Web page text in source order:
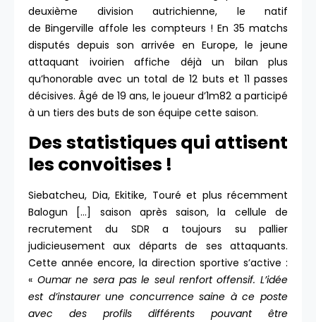
deuxième division autrichienne, le natif
de Bingerville affole les compteurs ! En 35 matchs
disputés depuis son arrivée en Europe, le jeune
attaquant ivoirien affiche déjà un bilan plus
qu’honorable avec un total de 12 buts et 11 passes
décisives. Âgé de 19 ans, le joueur d’1m82 a participé
à un tiers des buts de son équipe cette saison.
Des statistiques qui attisent
les convoitises !
Siebatcheu, Dia, Ekitike, Touré et plus récemment
Balogun […] saison après saison, la cellule de
recrutement du SDR a toujours su pallier
judicieusement aux départs de ses attaquants.
Cette année encore, la direction sportive s’active :
« Oumar ne sera pas le seul renfort offensif. L’idée
est d’instaurer une concurrence saine à ce poste
avec des profils différents pouvant être